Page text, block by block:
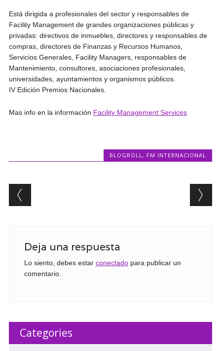
Está dirigida a profesionales del sector y responsables de
Facility Management de grandes organizaciones públicas y
privadas: directivos de inmuebles, directores y responsables de
compras, directores de Finanzas y Recursos Humanos,
Servicios Generales, Facility Managers, responsables de
Mantenimiento, consultores, asociaciones profesionales,
universidades, ayuntamientos y organismos públicos.
IV Edición Premios Nacionales.
Mas info en la información Facility Management Services
BLOGROLL, FM INTERNACIONAL
Post navigation
Deja una respuesta
Lo siento, debes estar conectadopara publicar un
comentario.
Categories